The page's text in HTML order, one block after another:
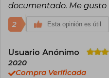
documentado. Me gusto
2 Esta opinión es útil
Usuario Anónimo
2020
Compra Verificada